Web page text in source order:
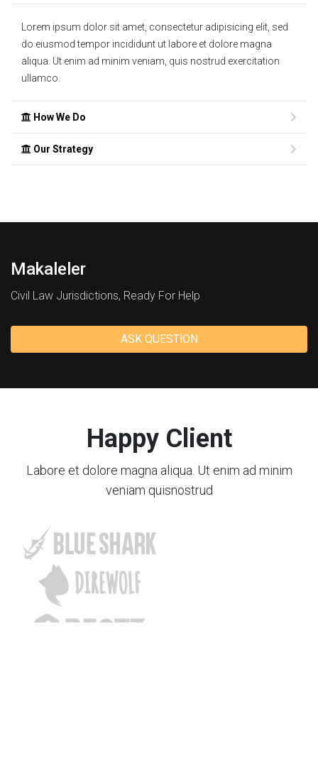
Lorem ipsum dolor sit amet, consectetur adipisicing elit, sed
do eiusmod tempor incididunt ut labore et dolore magna
aliqua. Ut enim ad minim veniam, quis nostrud exercitation
ullamco.
How We Do
Our Strategy
Makaleler
Civil Law Jurisdictions, Ready For Help
ASK QUESTION
Happy Client
Labore et dolore magna aliqua. Ut enim ad minim
veniam quisnostrud